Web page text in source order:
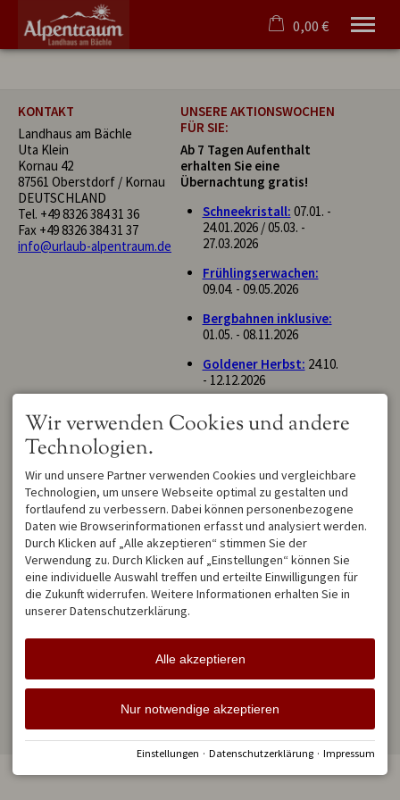
Willkommen
Ferienwohnungen
Angebote
Oberstdorf
Service/Anfrage
0,00 €
KONTAKT
Landhaus am Bächle
Uta Klein
Kornau 42
87561 Oberstdorf / Kornau
DEUTSCHLAND
Tel. +49 8326 384 31 36
Fax +49 8326 384 31 37
info@urlaub-alpentraum.de
UNSERE AKTIONSWOCHEN
FÜR SIE:
Ab 7 Tagen Aufenthalt
erhalten Sie eine
Übernachtung gratis!
Schneekristall: 07.01. -
24.01.2026 / 05.03. -
27.03.2026
Frühlingserwachen:
09.04. - 09.05.2026
Bergbahnen inklusive:
01.05. - 08.11.2026
Goldener Herbst: 24.10.
- 12.12.2026
Bestpreis Garantie bei
Direktbuchung
gratisStornobei
Beherbergungsverbot
persönliche Betreuung
durch dieAlpenträumer
keine Anzahlung im
Vorfeld
moderne und
zeitgemäße Einrichtung
nur klassifizierte
(Sterne) Wohnungen
hochwertige
eigenem Parkplatz
alle Wohnungen mit
Balkon/Terrasse
WLAN gratis
u.v.m.
Wir freuen uns auf Ihre
Anfrage!
Barrierefreiheit Cookie-Einstellungen
Facebook
Erstellt mitTramino
Wir verwenden Cookies und andere
Technologien.
Wir und unsere Partner verwenden Cookies und vergleichbare
Technologien, um unsere Webseite optimal zu gestalten und
fortlaufend zu verbessern. Dabei können personenbezogene
Daten wie Browserinformationen erfasst und analysiert werden.
Durch Klicken auf „Alle akzeptieren“ stimmen Sie der
Verwendung zu. Durch Klicken auf „Einstellungen“ können Sie
eine individuelle Auswahl treffen und erteilte Einwilligungen für
die Zukunft widerrufen. Weitere Informationen erhalten Sie in
unserer Datenschutzerklärung.
Alle akzeptieren
Nur notwendige akzeptieren
Einstellungen · Datenschutzerklärung · Impressum